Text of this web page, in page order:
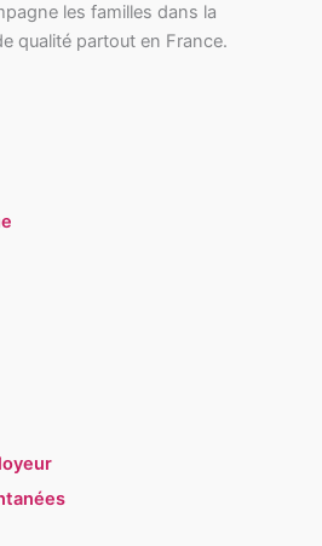
les familles dans la
qualité partout en France.